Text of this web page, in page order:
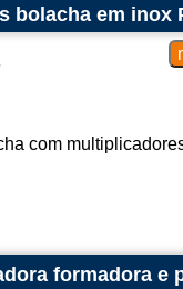
bolacha em inox
com
formadora e